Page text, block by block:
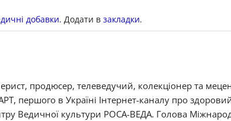
добавки. Додати в закладки.
продюсер, телеведучий, колекціонер та
першого в Україні Інтернет-каналу про
Ведичної культури РОСА-ВЕДА. Голова